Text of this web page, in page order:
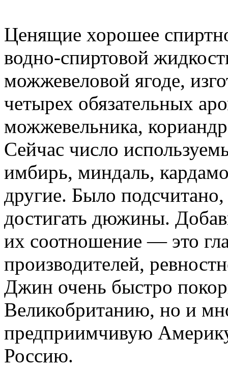
Ценящие хорошее
водно-спиртовой
можжевеловой ягоде,
четырех обязательных
можжевельника,
Сейчас число
имбирь, миндаль,
другие. Было
достигать дюжины.
их соотношение — это
производителей,
Джин очень быстро
Великобританию, но и
предприимчивую
Россию.